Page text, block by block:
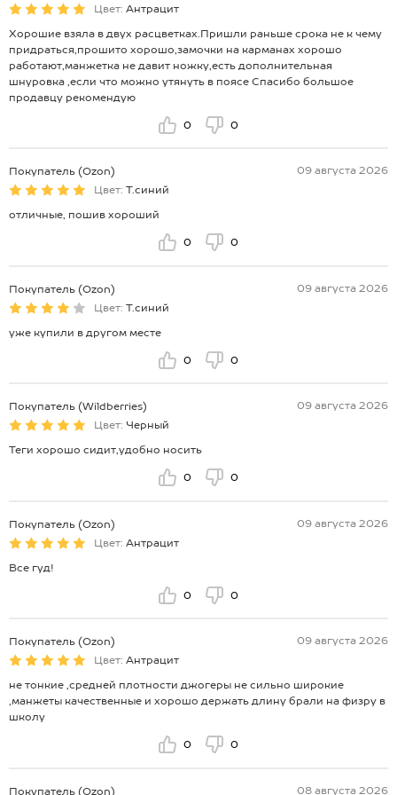
Цвет: Антрацит
Хорошие взяла в двух расцветках.Пришли раньше срока не к чему
придраться,прошито хорошо,замочки на карманах хорошо
работают,манжетка не давит ножку,есть дополнительная
шнуровка ,если что можно утянуть в поясе Спасибо большое
продавцу рекомендую
0 0
Покупатель (Ozon)
09 августа 2026
Цвет: Т.синий
отличные, пошив хороший
0 0
Покупатель (Ozon)
09 августа 2026
Цвет: Т.синий
уже купили в другом месте
0 0
Покупатель (Wildberries)
09 августа 2026
Цвет: Черный
Теги хорошо сидит,удобно носить
0 0
Покупатель (Ozon)
09 августа 2026
Цвет: Антрацит
Все гуд!
0 0
Покупатель (Ozon)
09 августа 2026
Цвет: Антрацит
не тонкие ,средней плотности джогеры не сильно широкие
,манжеты качественные и хорошо держать длину брали на физру в
школу
0 0
Покупатель (Ozon) 08 августа 2026